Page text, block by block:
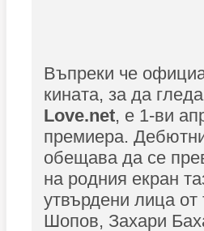
Въпреки че
кината, за да
Love.net, е 1-ви
премиера.
обещава да се
на родния екран
утвърдени лица от
Шопов, Захари